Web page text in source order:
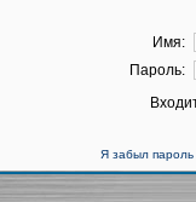
Имя:
Пароль:
Я забыл пароль